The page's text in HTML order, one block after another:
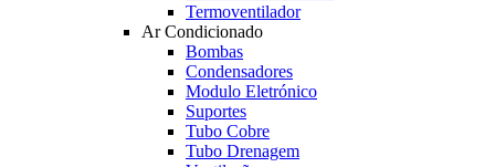
Termoventilador
Ar Condicionado
Bombas
Condensadores
Modulo Eletrónico
Suportes
Tubo Cobre
Tubo Drenagem